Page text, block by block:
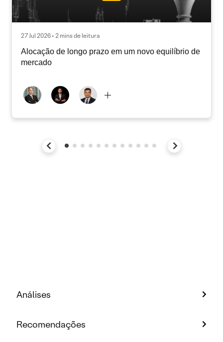
27 Jul 2026 • 2 mins de leitura
Alocação de longo prazo em um novo equilíbrio de
mercado
Análises
Recomendações